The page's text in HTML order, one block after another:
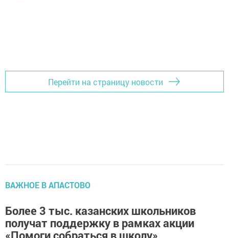
Перейти на страницу новости
ВАЖНОЕ В АПАСТОВО
Более 3 тыс. казанских школьников
получат поддержку в рамках акции